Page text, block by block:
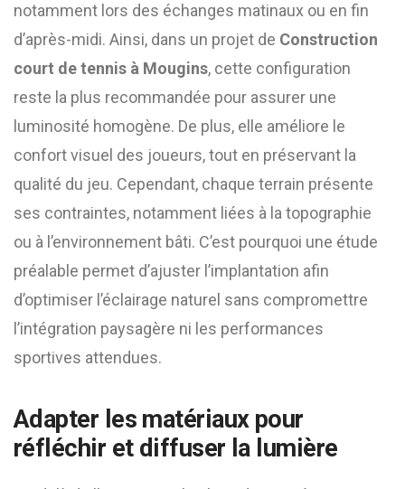
notamment lors des échanges matinaux ou en fin
d’après-midi. Ainsi, dans un projet de Construction
court de tennis à Mougins, cette configuration
reste la plus recommandée pour assurer une
luminosité homogène. De plus, elle améliore le
confort visuel des joueurs, tout en préservant la
qualité du jeu. Cependant, chaque terrain présente
ses contraintes, notamment liées à la topographie
ou à l’environnement bâti. C’est pourquoi une étude
préalable permet d’ajuster l’implantation afin
d’optimiser l’éclairage naturel sans compromettre
l’intégration paysagère ni les performances
sportives attendues.
Adapter les matériaux pour
réfléchir et diffuser la lumière